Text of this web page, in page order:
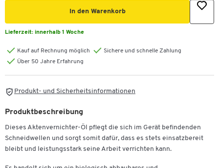
In den Warenkorb
Lieferzeit: innerhalb 1 Woche
Kauf auf Rechnung möglich
Sichere und schnelle Zahlung
Über 50 Jahre Erfahrung
Produkt- und Sicherheitsinformationen
Produktbeschreibung
Dieses Aktenvernichter-Öl pflegt die sich im Gerät befindenden
Schneidwellen und sorgt somit dafür, dass es stets einsatzbereit
bleibt und leistungsstark seine Arbeit verrichten kann.